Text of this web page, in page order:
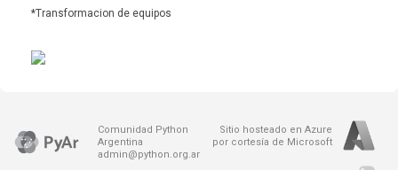
*Transformacion de equipos
Comunidad Python
Argentina
admin@python.org.ar
Sitio hosteado en Azure
por cortesía de Microsoft